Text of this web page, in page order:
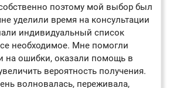
поэтому мой выбор был
уделили время на консультации
индивидуальный список
необходимое. Мне помогли
на ошибки, оказали помощь в
вероятность получения.
волновалась, переживала,